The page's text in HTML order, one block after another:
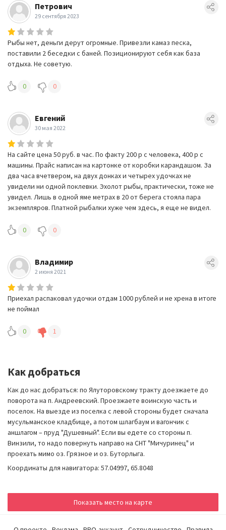
Петрович
29 сентября 2023
Рыбы нет, деньги дерут огромные. Привезли камаз песка,
поставили 2 беседки с баней. Позиционируют себя как база
отдыха. Не советую.
0 0
Евгений
30 мая 2022
На сайте цена 50 руб. в час. По факту 200 р с человека, 400 р с
машины. Прайс написан на картонке от коробки карандашом. За
два часа вчетвером, на двух донках и четырех удочках не
увидели ни одной поклевки. Эхолот рыбы, практически, тоже не
увидел. Лишь в одной яме метрах в 20 от берега стояла пара
экземпляров. Платной рыбалки хуже чем здесь, я еще не видел.
0 0
Владимир
2 июня 2021
Приехал распаковал удочки отдам 1000 рублей и не хрена в итоге
не поймал
0 1
Как добраться
Как до нас добраться: по Ялуторовскому тракту доезжаете до
поворота на п. Андреевский. Проезжаете воинскую часть и
поселок. На выезде из поселка с левой стороны будет сначала
мусульманское кладбище, а потом шлагбаум и вагончик с
аншлагом – пруд "Душевный". Если вы едете со стороны п.
Винзили, то надо повернуть направо на СНТ "Мичуринец" и
проехать мимо оз. Грязное и оз. Буторлыга.
Координаты для навигатора: 57.04997, 65.8048
Показать место на карте